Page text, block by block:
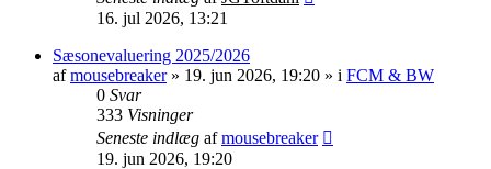
16. jul 2026, 13:21
Sæsonevaluering 2025/2026
afmousebreaker» 19. jun 2026, 19:20 » i FCM & BW
0 Svar
333 Visninger
Seneste indlæg afmousebreaker
19. jun 2026, 19:20